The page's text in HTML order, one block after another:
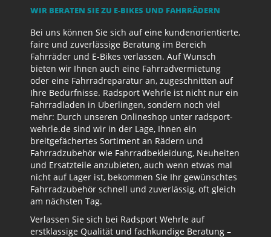
WIR BERATEN SIE ZU E-BIKES UND FAHRRÄDERN
Bei uns können Sie sich auf eine kundenorientierte,
faire und zuverlässige Beratung im Bereich
Fahrräder und E-Bikes verlassen. Auf Wunsch
bieten wir Ihnen auch eine Fahrradvermietung
oder eine Fahrradreparatur an, zugeschnitten auf
Ihre Bedürfnisse. Radsport Wehrle ist nicht nur ein
Fahrradladen in Überlingen, sondern noch viel
mehr: Durch unseren Onlineshop unter radsport-
wehrle.de sind wir in der Lage, Ihnen ein
breitgefächertes Sortiment an Rädern und
Fahrradzubehör wie Fahrradbekleidung, Neuheiten
und Ersatzteile anzubieten, auch wenn etwas mal
nicht auf Lager ist, bekommen Sie Ihr gewünschtes
Fahrradzubehör schnell und zuverlässig, oft gleich
am nächsten Tag.
Verlassen Sie sich bei Radsport Wehrle auf
erstklassige Qualität und fachkundige Beratung –